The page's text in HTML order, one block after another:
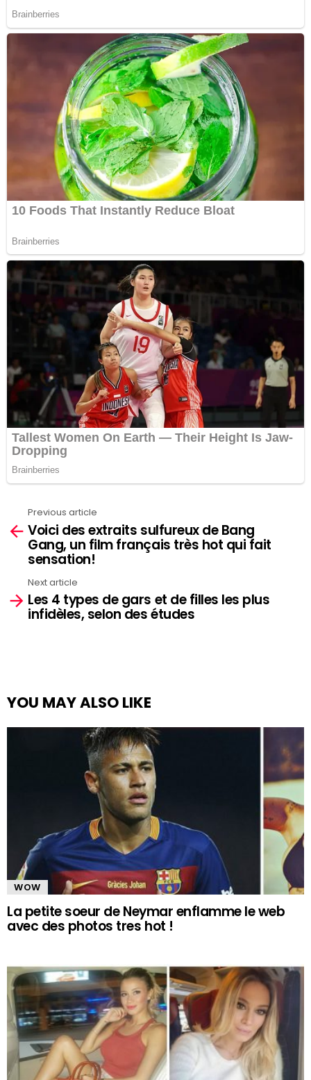
See
more
Previous article
Voici des extraits sulfureux de Bang
Gang, un film français très hot qui fait
sensation!
Next article
Les 4 types de gars et de filles les plus
infidèles, selon des études
YOU MAY ALSO LIKE
WOW
La petite soeur de Neymar enflamme le web
avec des photos tres hot !